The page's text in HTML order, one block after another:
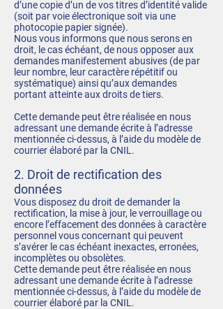
d’une copie d’un de vos titres d’identité valide
(soit par voie électronique soit via une
photocopie papier signée).
Nous vous informons que nous serons en
droit, le cas échéant, de nous opposer aux
demandes manifestement abusives (de par
leur nombre, leur caractère répétitif ou
systématique) ainsi qu’aux demandes
portant atteinte aux droits de tiers.
Cette demande peut être réalisée en nous
adressant une demande écrite à l’adresse
mentionnée ci-dessus, à l’aide du modèle de
courrier élaboré par la CNIL.
2. Droit de rectification des
données
Vous disposez du droit de demander la
rectification, la mise à jour, le verrouillage ou
encore l’effacement des données à caractère
personnel vous concernant qui peuvent
s’avérer le cas échéant inexactes, erronées,
incomplètes ou obsolètes.
Cette demande peut être réalisée en nous
adressant une demande écrite à l’adresse
mentionnée ci-dessus, à l’aide du modèle de
courrier élaboré par la CNIL.